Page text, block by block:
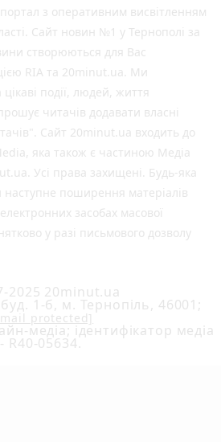
з оперативним висвітленням
Сайт новин №1 у Тернополі за
створюються для Вас
RIA та 20minut.ua. Ми
події, людей, життя
читачів додавати власні
Сайт 20minut.ua входить до
яка також є частиною Медіа
Усі права захищені. Будь-яка
поширення матеріалів
засобах масової
у разі письмового дозволу
2025 20minut.ua
1-б, м. Тернопіль, 46001;
protected]
медіа; ідентифікатор медіа
- R40-05634.